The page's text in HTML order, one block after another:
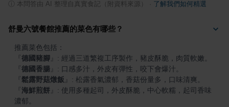
本問答由 AI 整理自真實食記（附資料來源） 了解我們如何精選
舒曼六號餐館推薦的菜色有哪些？
德國豬腳
德國香腸
鬆露野菇燉飯
海鮮煎餅
: 使用多種起司，外皮酥脆，中心軟糯，起司香味